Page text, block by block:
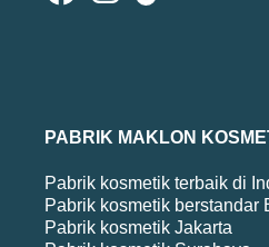
PABRIK MAKLON
Pabrik kosmetik terbaik di
Pabrik kosmetik berstandar
Pabrik kosmetik Jakarta